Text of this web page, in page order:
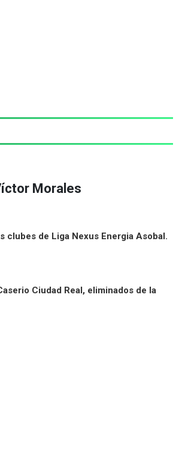
Morales
clubes de Liga Nexus Energia Asobal.
Ciudad Real, eliminados de la